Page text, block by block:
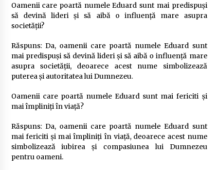
Oamenii care poartă numele Eduard sunt mai predispuși
să devină lideri și să aibă o influență mare asupra
societății?
Răspuns: Da, oamenii care poartă numele Eduard sunt
mai predispuși să devină lideri și să aibă o influență mare
asupra societății, deoarece acest nume simbolizează
puterea și autoritatea lui Dumnezeu.
Oamenii care poartă numele Eduard sunt mai fericiti și
mai împliniți în viață?
Răspuns: Da, oamenii care poartă numele Eduard sunt
mai fericiti și mai împliniți în viață, deoarece acest nume
simbolizează iubirea și compasiunea lui Dumnezeu
pentru oameni.